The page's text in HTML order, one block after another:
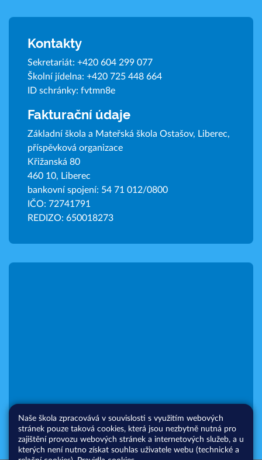
Kontakty
Sekretariát: +420 604 299 077
Školní jídelna: +420 725 448 664
ID schránky: fvtmn8e
Fakturační údaje
Základní škola a Mateřská škola Ostašov, Liberec,
příspěvková organizace
Křižanská 80
460 10, Liberec
bankovní spojení: 54 71 012/0800
IČO: 72741791
REDIZO: 650018273
Naše škola zpracovává v souvislosti s využitím webových
stránek pouze taková cookies, která jsou nezbytně nutná pro
zajištění provozu webových stránek a internetových služeb, a u
kterých není nutno získat souhlas uživatele webu (technické a